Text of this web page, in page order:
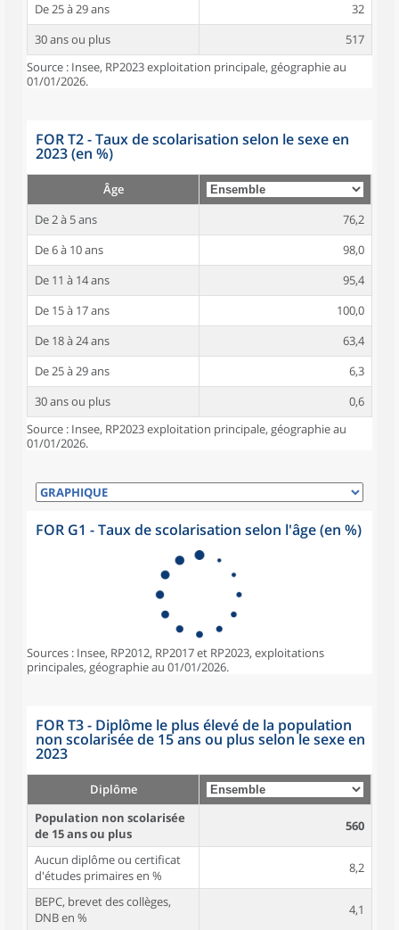
De 25 à 29 ans
32
30 ans ou plus
517
Source : Insee, RP2023 exploitation principale, géographie au
01/01/2026.
FOR T2 - Taux de scolarisation selon le sexe en
2023 (en %)
Âge
De 2 à 5 ans
76,2
De 6 à 10 ans
98,0
De 11 à 14 ans
95,4
De 15 à 17 ans
100,0
De 18 à 24 ans
63,4
De 25 à 29 ans
6,3
30 ans ou plus
0,6
Source : Insee, RP2023 exploitation principale, géographie au
01/01/2026.
FOR G1 - Taux de scolarisation selon l'âge (en %)
Sources : Insee, RP2012, RP2017 et RP2023, exploitations
principales, géographie au 01/01/2026.
FOR T3 - Diplôme le plus élevé de la population
non scolarisée de 15 ans ou plus selon le sexe en
2023
Diplôme
Population non scolarisée
de 15 ans ou plus
560
Aucun diplôme ou certificat
d'études primaires en %
8,2
BEPC, brevet des collèges,
DNB en %
4,1